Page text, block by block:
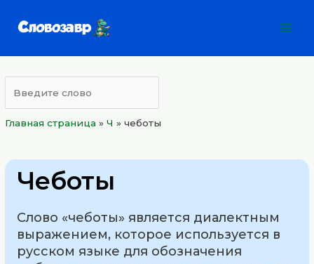
Главная страница »Ч »чеботы
Чеботы
Слово «чеботы» является диалектным
выражением, которое используется в
русском языке для обозначения